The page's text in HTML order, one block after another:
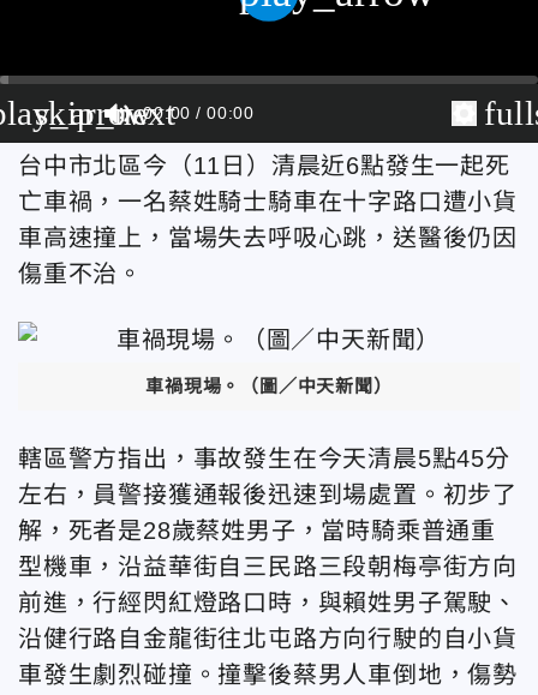
skip_next
00:00 00:00
台中市北區今（11日）清晨近6點發生一起死
亡車禍，一名蔡姓騎士騎車在十字路口遭小貨
車高速撞上，當場失去呼吸心跳，送醫後仍因
傷重不治。
車禍現場。 （圖／中天新聞）
轄區警方指出，事故發生在今天清晨5點45分
左右，員警接獲通報後迅速到場處置。初步了
解，死者是28歲蔡姓男子，當時騎乘普通重
型機車，沿益華街自三民路三段朝梅亭街方向
前進，行經閃紅燈路口時，與賴姓男子駕駛、
沿健行路自金龍街往北屯路方向行駛的自小貨
車發生劇烈碰撞。撞擊後蔡男人車倒地，傷勢